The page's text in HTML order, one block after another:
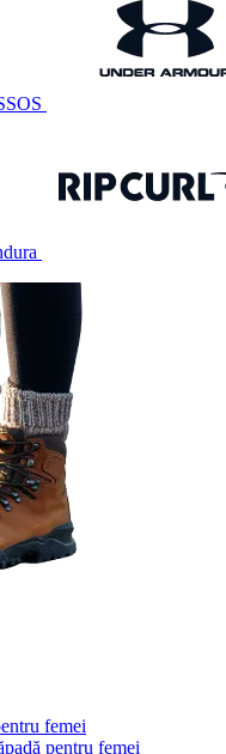
femei
pentru femei